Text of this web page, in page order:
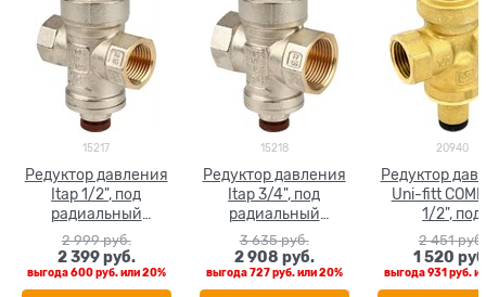
15217
Редуктор давления
Itap 1/2", под
радиальный
манометр
2 999 руб.
2 399 руб.
выгода600 руб.или20%
15218
Редуктор давления
Itap 3/4", под
радиальный
манометр
3 635 руб.
2 908 руб.
выгода727 руб.или20%
20940
Редуктор
Uni-fitt
1/2", под
2 451 руб.
1 520
выгода931 руб.